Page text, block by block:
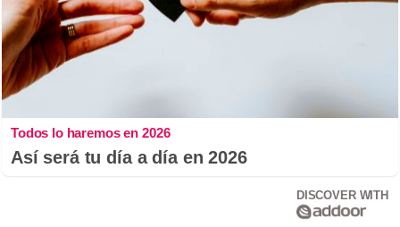
Todos lo haremos en 2026
Así será tu día a día en 2026
DISCOVER WITH